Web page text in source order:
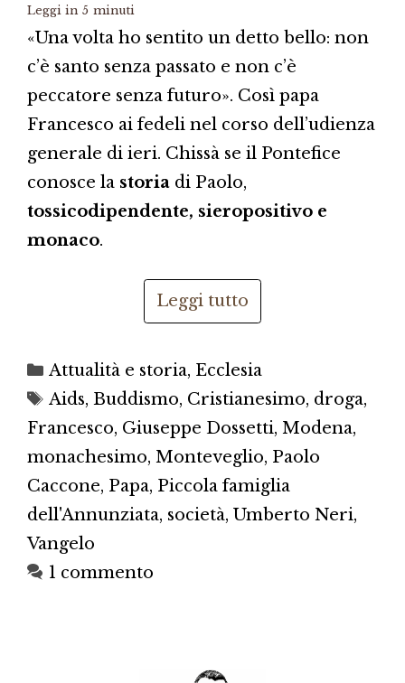
Leggi in 5 minuti
«Una volta ho sentito un detto bello: non
c’è santo senza passato e non c’è
peccatore senza futuro». Così papa
Francesco ai fedeli nel corso dell’udienza
generale di ieri. Chissà se il Pontefice
conosce la storia di Paolo,
tossicodipendente, sieropositivo e
monaco.
Leggi tutto
Categorie
Attualità e storia, Ecclesia
Tag
Aids, Buddismo, Cristianesimo, droga,
Francesco, Giuseppe Dossetti, Modena,
monachesimo, Monteveglio, Paolo
Caccone, Papa, Piccola famiglia
dell'Annunziata, società, Umberto Neri,
Vangelo
1 commento